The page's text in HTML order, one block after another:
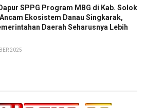
SPPG Program MBG di Kab. Solok
Ekosistem Danau Singkarak,
Daerah Seharusnya Lebih
2025